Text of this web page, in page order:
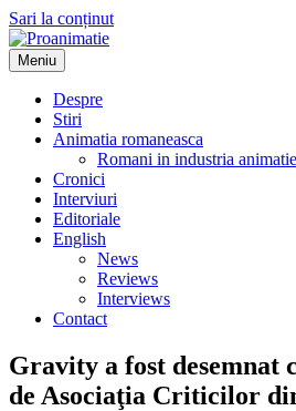
Sari la conținut
Proanimatie
Stiri despre filme de animatie
Meniu
Despre
Stiri
Animatia romaneasca
Romani in industria
Cronici
Interviuri
Editoriale
English
News
Reviews
Interviews
Contact
Gravity a fost desemnat
de Asociaţia Criticilor